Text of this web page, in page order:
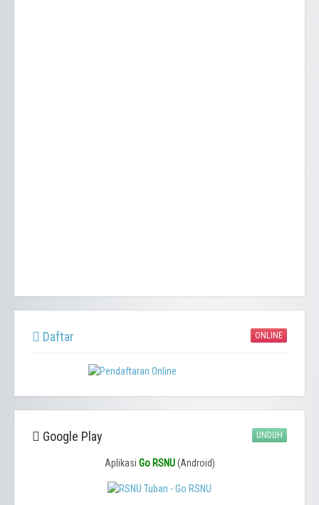
ONLINE
Daftar
UNDUH
Google Play
Aplikasi Go RSNU(Android)